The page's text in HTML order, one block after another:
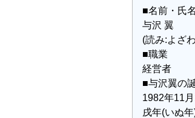
■名前・氏名
与沢 翼
(読み:よざ
■職業
経営者
■与沢翼の
1982年11
戌年(いぬ